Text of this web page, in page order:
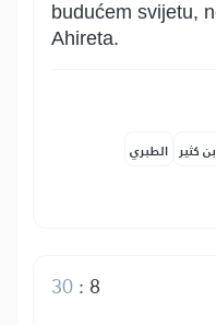
budućem svijetu,
Ahireta.
كثير الطبري
8
:
30